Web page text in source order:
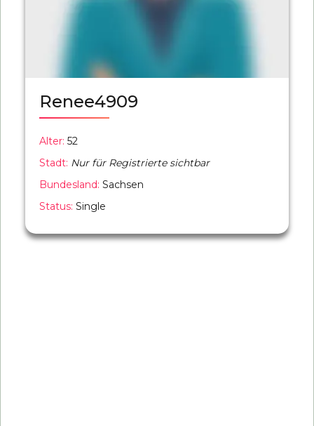
Renee4909
Alter: 52
Stadt: Nur für Registrierte sichtbar
Bundesland: Sachsen
Status: Single